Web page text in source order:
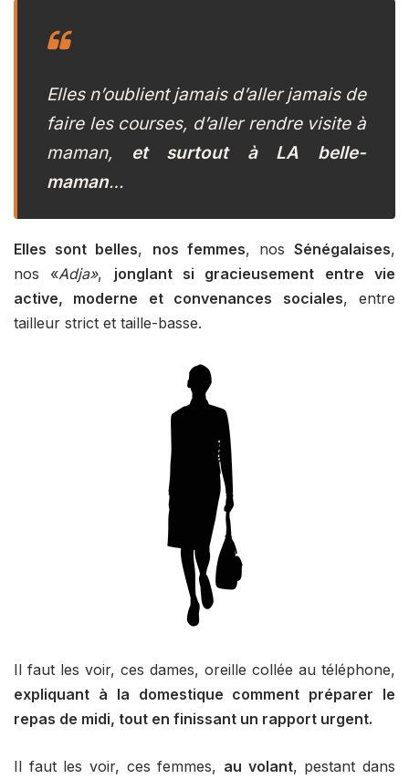
Elles n’oublient jamais d’aller jamais de
faire les courses, d’aller rendre visite à
maman,
et surtout à LA belle-
maman…
Elles sont belles, nos femmes, nosSénégalaises,
nos «Adja», jonglant si gracieusement entre vie
active, moderne et convenances sociales, entre
tailleur strict et taille-basse.
Il faut les voir, ces dames, oreille collée au téléphone,
expliquant à la domestique comment préparer le
repas de midi, tout en finissant un rapport urgent.
Il faut les voir, ces femmes, au volant, pestant dans